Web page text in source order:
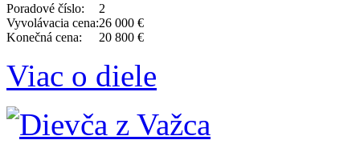
Poradové číslo:
2
Vyvolávacia cena:26 000 €
Konečná cena:
20 800 €
Viac o diele